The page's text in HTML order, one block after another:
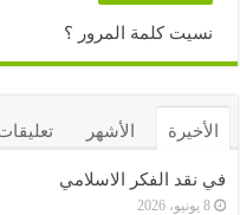
نسيت كلمة المرور ؟
الأخيرة الأشهر
في نقد الفكر الاسلامي
8 يونيو، 2026